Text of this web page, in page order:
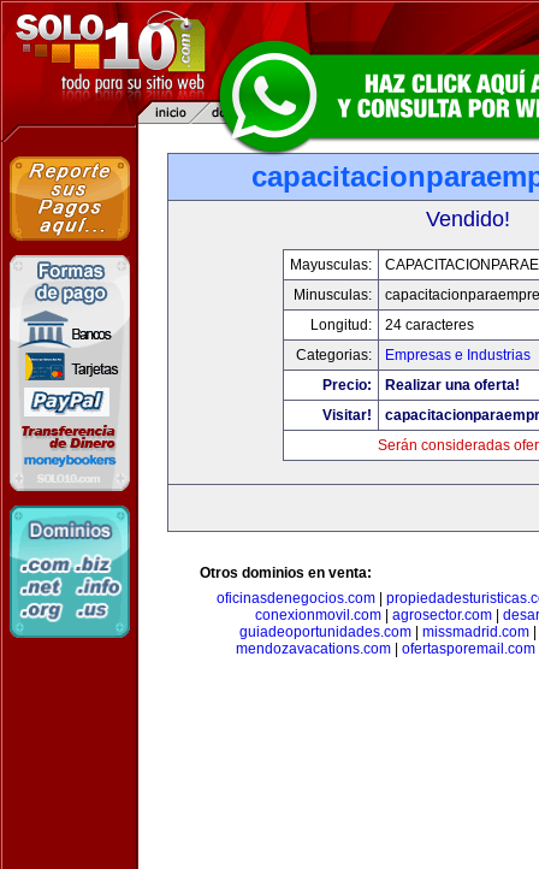
Vendido!
Mayusculas:
Minusculas:
Longitud:
24 caracteres
Categorias:
Empresas e Industrias
Precio:
Realizar una oferta!
Visitar!
Serán consideradas
Otros dominios en venta:
oficinasdenegocios.com
conexionmovil.com
agrosector.com
guiadeoportunidades.com| missmadrid.com|
mendozavacations.com
ofertasporemail.com